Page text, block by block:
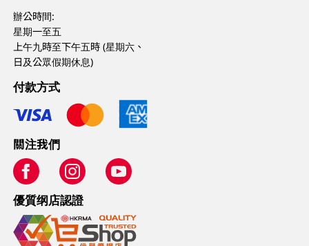
辦公時間:
星期一至五
上午九時至下午五時 (星期六、
日及公眾假期休息)
付款方式
關注我們
優質纲店認證